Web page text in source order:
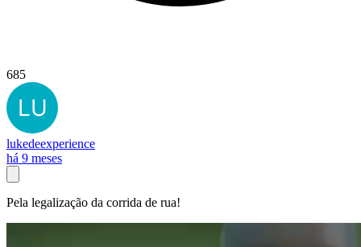
685
lukedeexperience
há 9 meses
Pela legalização da corrida de rua!